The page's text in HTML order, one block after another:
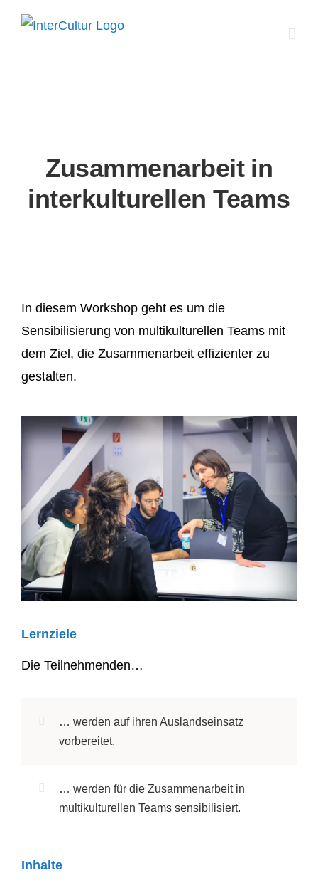
Zum
Zusammenarbeit in
interkulturellen Teams
In diesem Workshop geht es um die
Sensibilisierung von multikulturellen Teams mit
dem Ziel, die Zusammenarbeit effizienter zu
gestalten.
Lernziele
Die Teilnehmenden…
… werden auf ihren Auslandseinsatz
vorbereitet.
… werden für die Zusammenarbeit in
multikulturellen Teams sensibilisiert.
Inhalte